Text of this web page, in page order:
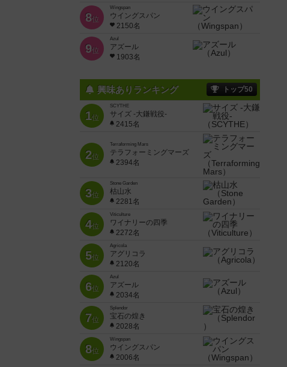
8位
Wingspan
ウイングスパン
2150名
9位
Azul
アズール
1903名
興味ありランキング トップ50
1位
SCYTHE
サイズ -大鎌戦役-
2415名
2位
Terraforming Mars
テラフォーミングマーズ
2394名
3位
Stone Garden
枯山水
2281名
4位
Viticulture
ワイナリーの四季
2272名
5位
Agricola
アグリコラ
2120名
6位
Azul
アズール
2034名
7位
Splendor
宝石の煌き
2028名
8位
Wingspan
ウイングスパン
2006名